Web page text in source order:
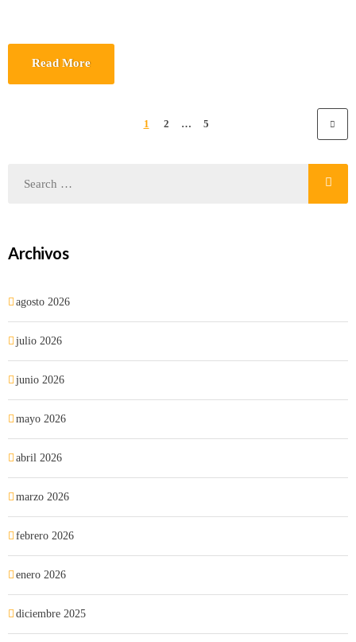
Read More
1 2 … 5
Archivos
agosto 2026
julio 2026
junio 2026
mayo 2026
abril 2026
marzo 2026
febrero 2026
enero 2026
diciembre 2025